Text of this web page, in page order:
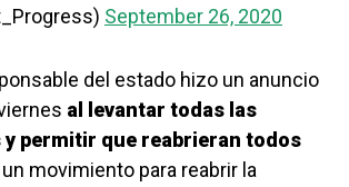
September 26, 2020
del estado hizo un anuncio
al levantar todas las
permitir que reabrieran todos
un movimiento para reabrir la